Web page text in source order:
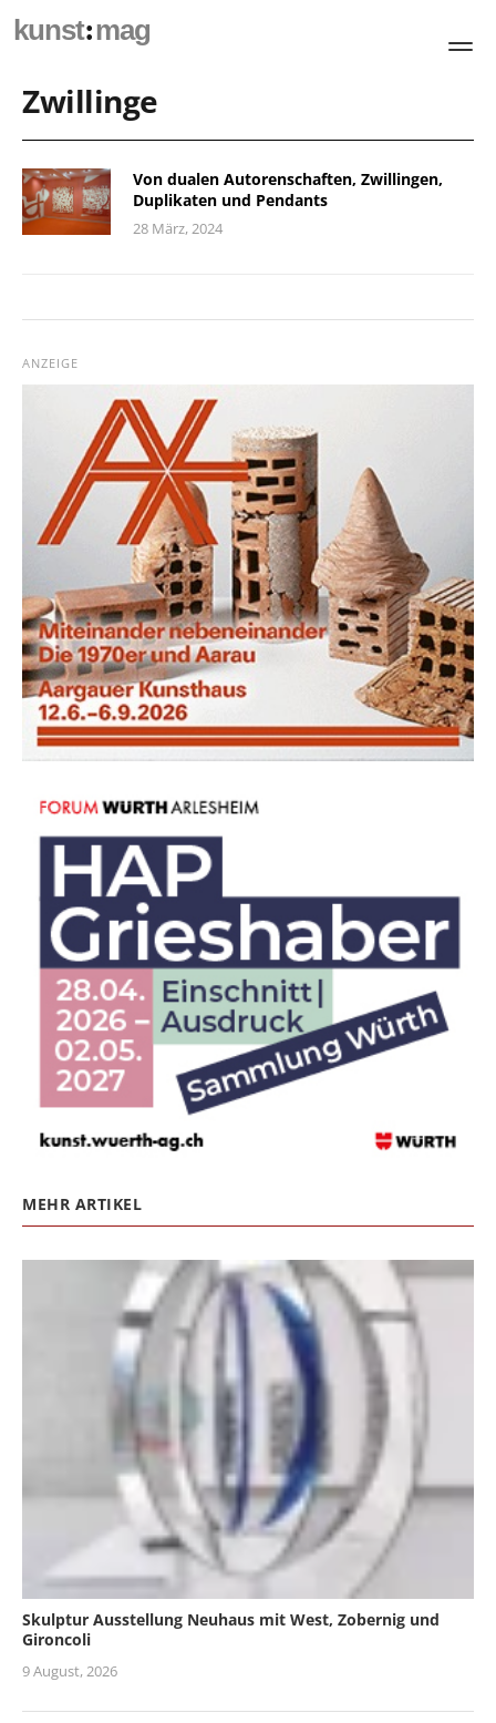
kunst:mag
Zwillinge
Von dualen Autorenschaften, Zwillingen,
Duplikaten und Pendants
28 März, 2024
ANZEIGE
MEHR ARTIKEL
Skulptur Ausstellung Neuhaus mit West, Zobernig und
Gironcoli
9 August, 2026